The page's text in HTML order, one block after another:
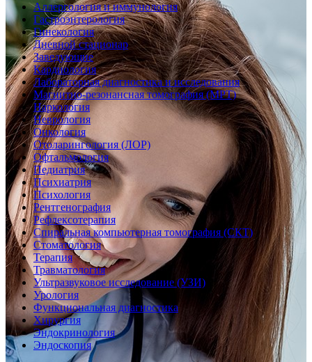
Аллергология и иммунология
Гастроэнтерология
Гинекология
Дневной стационар
Заведующие
Кардиология
Лабораторная диагностика и исследования
Магнитно-резонансная томография (МРТ)
Наркология
Неврология
Онкология
Отоларингология (ЛОР)
Офтальмология
Педиатрия
Психиатрия
Психология
Рентгенография
Рефлексотерапия
Спиральная компьютерная томография (СКТ)
Стоматология
Терапия
Травматология
Ультразвуковое исследование (УЗИ)
Урология
Функциональная диагностика
Хирургия
Эндокринология
Эндоскопия